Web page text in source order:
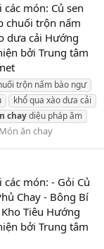
món: Củ sen
chuối trộn nấm
dưa cải Hướng
bởi Trung tâm
trộn nấm bào ngư
khổ qua xào dưa cải
chaydiệu pháp âm
ăn chay
món: - Gỏi Củ
Chay - Bông Bí
Tiêu Hướng
bởi Trung tâm